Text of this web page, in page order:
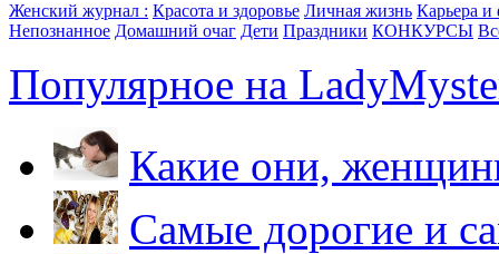
Женский журнал : Красота и здоровье Личная жизнь Карьера
Непознанное Домашний очаг Дети Праздники КОНКУРСЫ
Популярное на
Какие они,
Самые дорогие и